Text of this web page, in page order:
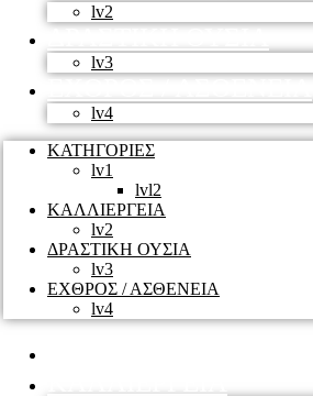
lv2
ΔΡΑΣΤΙΚΗ ΟΥΣΙΑ
lv3
ΕΧΘΡΟΣ / ΑΣΘΕΝΕΙΑ
lv4
ΚΑΤΗΓΟΡΙΕΣ
lv1
lvl2
ΚΑΛΛΙΕΡΓΕΙΑ
lv2
ΔΡΑΣΤΙΚΗ ΟΥΣΙΑ
lv3
ΕΧΘΡΟΣ / ΑΣΘΕΝΕΙΑ
lv4